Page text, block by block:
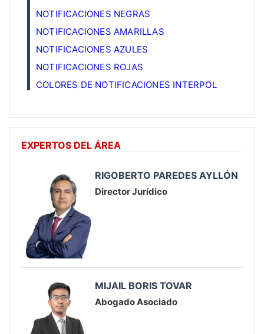
NOTIFICACIONES NEGRAS
NOTIFICACIONES AMARILLAS
NOTIFICACIONES AZULES
NOTIFICACIONES ROJAS
COLORES DE NOTIFICACIONES INTERPOL
EXPERTOS DEL ÁREA
RIGOBERTO PAREDES AYLLÓN
Director Jurídico
MIJAIL BORIS TOVAR
Abogado Asociado